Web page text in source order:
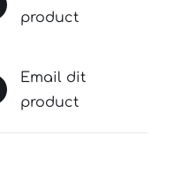
product
Email dit
product